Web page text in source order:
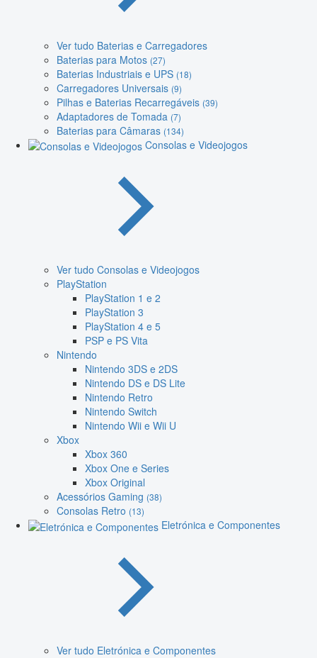
Ver tudo Baterias e Carregadores
Baterias para Motos (27)
Baterias Industriais e UPS (18)
Carregadores Universais (9)
Pilhas e Baterias Recarregáveis (39)
Adaptadores de Tomada (7)
Baterias para Câmaras (134)
Consolas e Videojogos
Ver tudo Consolas e Videojogos
PlayStation
PlayStation 1 e 2
PlayStation 3
PlayStation 4 e 5
PSP e PS Vita
Nintendo
Nintendo 3DS e 2DS
Nintendo DS e DS Lite
Nintendo Retro
Nintendo Switch
Nintendo Wii e Wii U
Xbox
Xbox 360
Xbox One e Series
Xbox Original
Acessórios Gaming (38)
Consolas Retro (13)
Eletrónica e Componentes
Ver tudo Eletrónica e Componentes